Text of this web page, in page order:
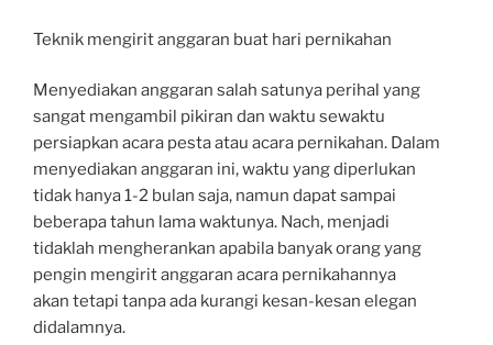
Teknik mengirit anggaran buat hari pernikahan
Menyediakan anggaran salah satunya perihal yang
sangat mengambil pikiran dan waktu sewaktu
persiapkan acara pesta atau acara pernikahan. Dalam
menyediakan anggaran ini, waktu yang diperlukan
tidak hanya 1-2 bulan saja, namun dapat sampai
beberapa tahun lama waktunya. Nach, menjadi
tidaklah mengherankan apabila banyak orang yang
pengin mengirit anggaran acara pernikahannya
akan tetapi tanpa ada kurangi kesan-kesan elegan
didalamnya.